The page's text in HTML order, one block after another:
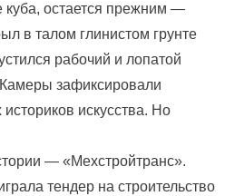
остается прежним —
в талом глинистом грунте
рабочий и лопатой
зафиксировали
искусства. Но
— «Мехстройтранс».
тендер на строительство